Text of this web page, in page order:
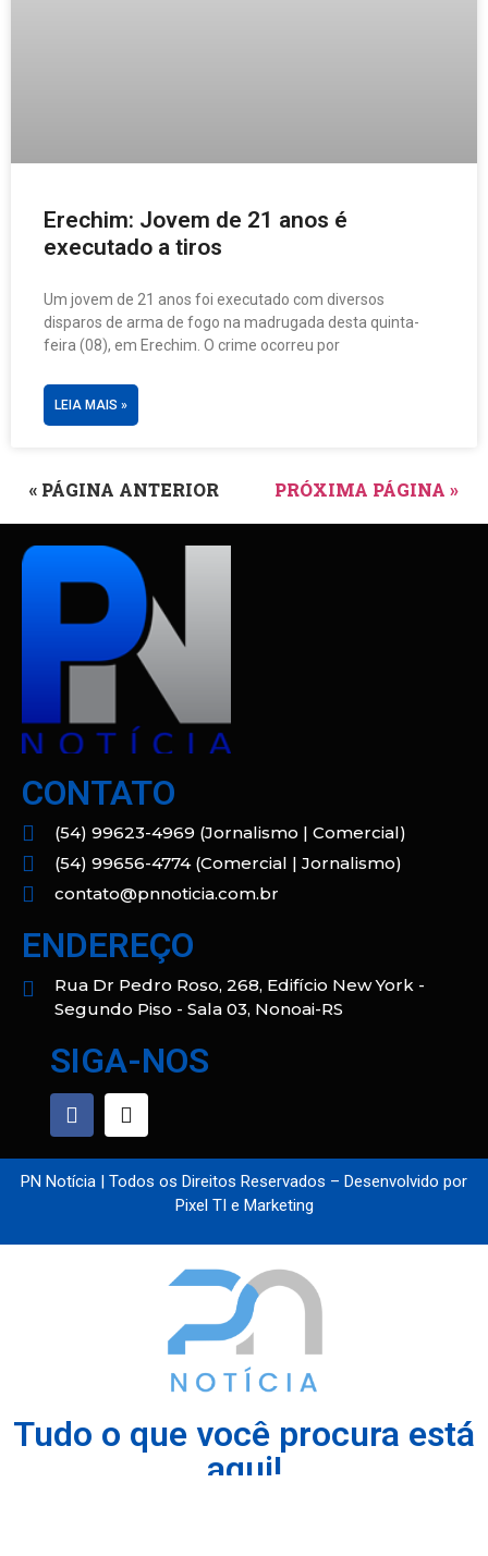
Erechim: Jovem de 21 anos é
executado a tiros
Um jovem de 21 anos foi executado com diversos
disparos de arma de fogo na madrugada desta quinta-
feira (08), em Erechim. O crime ocorreu por
LEIA MAIS »
« PÁGINA ANTERIOR PRÓXIMA PÁGINA »
CONTATO
(54) 99623-4969 (Jornalismo | Comercial)
(54) 99656-4774 (Comercial | Jornalismo)
contato@pnnoticia.com.br
ENDEREÇO
Rua Dr Pedro Roso, 268, Edifício New York -
Segundo Piso - Sala 03, Nonoai-RS
SIGA-NOS
PN Notícia | Todos os Direitos Reservados – Desenvolvido por
Pixel TI e Marketing
Tudo o que você procura está
aqui!